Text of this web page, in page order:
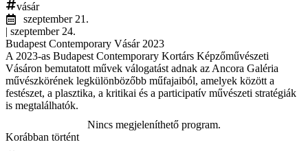
vásár
szeptember 21.
| szeptember 24.
Budapest Contemporary Vásár 2023
A 2023-as Budapest Contemporary Kortárs Képzőművészeti
Vásáron bemutatott művek válogatást adnak az Ancora Galéria
művészkörének legkülönbözőbb műfajaiból, amelyek között a
festészet, a plasztika, a kritikai és a participatív művészeti stratégiák
is megtalálhatók.
Nincs megjeleníthető program.
Korábban történt